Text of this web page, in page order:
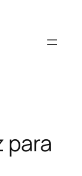
para